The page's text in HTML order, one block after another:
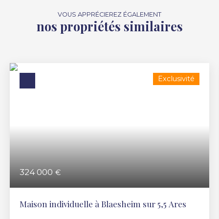
VOUS APPRÉCIEREZ ÉGALEMENT
nos propriétés similaires
324 000 €
Exclusivité
Maison individuelle à Blaesheim sur 5,5 Ares